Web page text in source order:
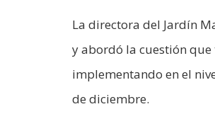
La directora del Jardín
y abordó la cuestión que
implementando en el
de diciembre.